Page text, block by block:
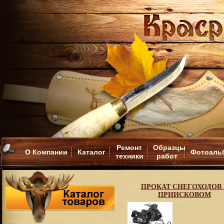
О Компании Каталог
Ремонт
техники
Образцы
работ
ПРОКАТ СНЕГОХОДОВ
ПРИИСКОВОМ